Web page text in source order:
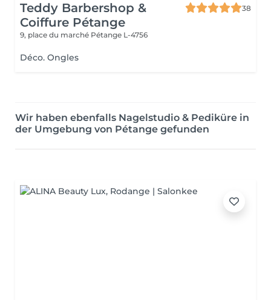
Teddy Barbershop &
Coiffure Pétange
38
9, place du marché Pétange L-4756
Déco. Ongles
Wir haben ebenfalls Nagelstudio & Pediküre in
der Umgebung von Pétange gefunden